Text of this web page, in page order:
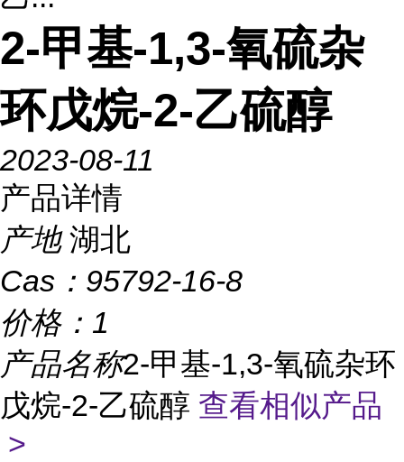
2-甲基-1,3-氧硫杂
环戊烷-2-乙硫醇
2023-08-11
产品详情
产地 湖北
Cas： 95792-16-8
价格： 1
产品名称2-甲基-1,3-氧硫杂环
戊烷-2-乙硫醇 查看相似产品
>